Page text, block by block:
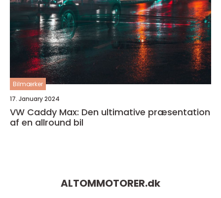
Bilmærker
17. January 2024
VW Caddy Max: Den ultimative præsentation
af en allround bil
ALTOMMOTORER.dk